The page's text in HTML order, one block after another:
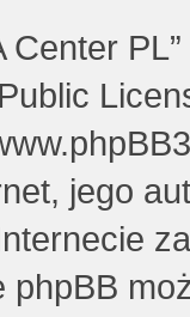
Center
jego
phpBB